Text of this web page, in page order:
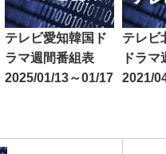
テレビ愛知韓国ド
ラマ週間番組表
2025/01/13～01/17
テレビ
ドラ
2021/